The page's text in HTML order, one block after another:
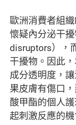
歐洲消費者組
懷疑內分泌干
disruptors），
干擾物。因此
成分透明度，
果皮膚有傷口
酸甲酯的個人
起刺激反應的機